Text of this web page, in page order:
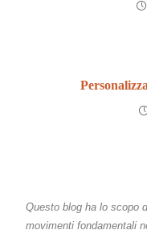
Questo blog ha lo scopo
movimenti fondamentali